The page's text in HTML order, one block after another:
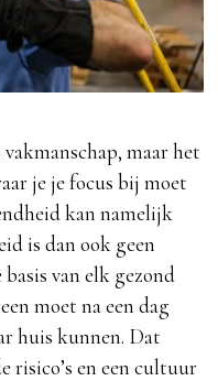
maar het
je je focus bij moet
kan namelijk
is dan ook geen
van elk gezond
moet na een dag
huis kunnen. Dat
risico’s en een cultuur